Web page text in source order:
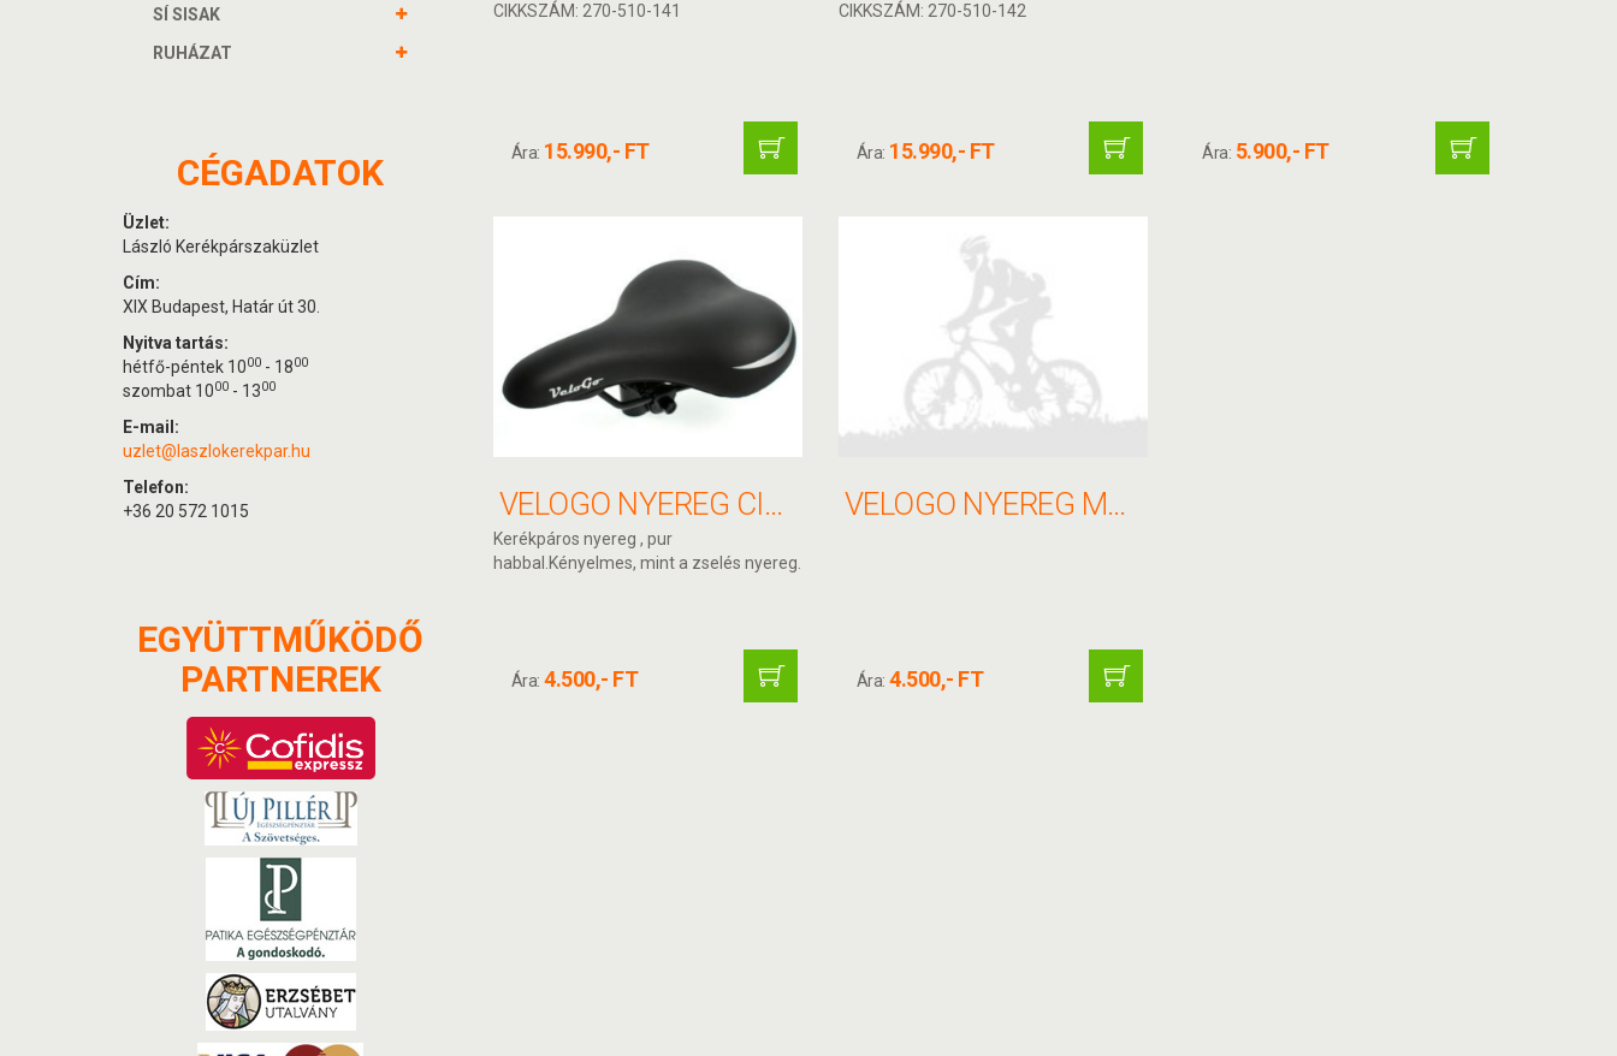
CIKKSZÁM: 270-510-141
Ára: 15.990,- FT
CIKKSZÁM: 270-510-142
Ára: 15.990,- FT Ára: 5.900,- FT
VELOGO NYEREG CITY VACUUM MIST
Kerékpáros nyereg , pur
habbal.Kényelmes, mint a zselés nyereg.
Ára: 4.500,- FT
VELOGO NYEREG MTB CYCLONE
Ára: 4.500,- FT
SÍ SISAK
RUHÁZAT
CÉGADATOK
Üzlet:
László Kerékpárszaküzlet
Cím:
XIX Budapest, Határ út 30.
Nyitva tartás:
hétfő-péntek 1000 - 1800
szombat 1000 - 1300
E-mail:
uzlet@laszlokerekpar.hu
Telefon:
+36 20 572 1015
EGYÜTTMŰKÖDŐ
PARTNEREK